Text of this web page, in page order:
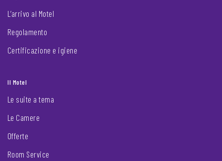
L’arrivo al Motel
Regolamento
Certificazione e igiene
Il Motel
Le suite a tema
Le Camere
Offerte
Room Service